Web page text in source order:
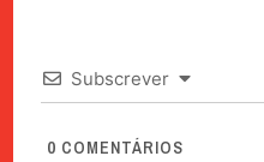
Subscrever
0 COMENTÁRIOS